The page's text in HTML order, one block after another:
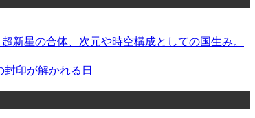
新星の合体、次元や時空構成としての国生み。
印が解かれる日